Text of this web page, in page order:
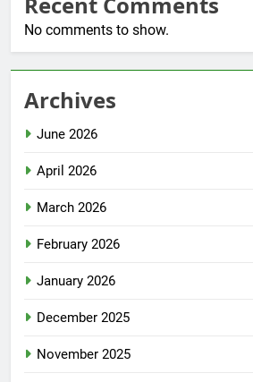
No comments to show.
Archives
June 2026
April 2026
March 2026
February 2026
January 2026
December 2025
November 2025